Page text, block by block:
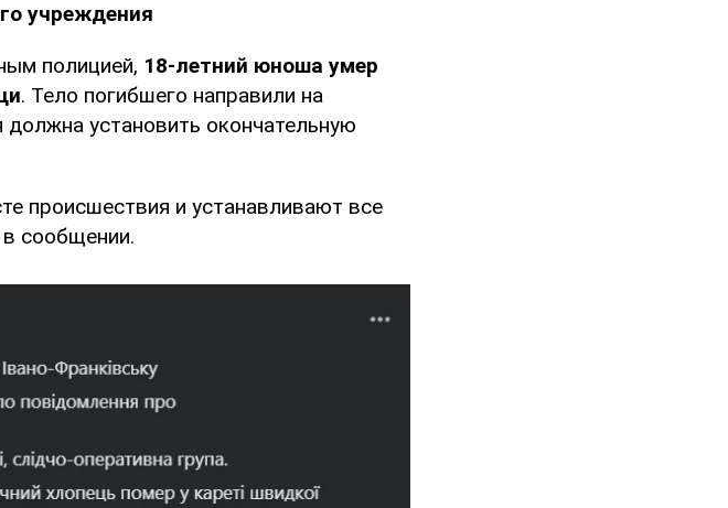
учреждения
полицией, 18-летний юноша умер
. Тело погибшего направили на
установить окончательную
происшествия и устанавливают все
в сообщении.